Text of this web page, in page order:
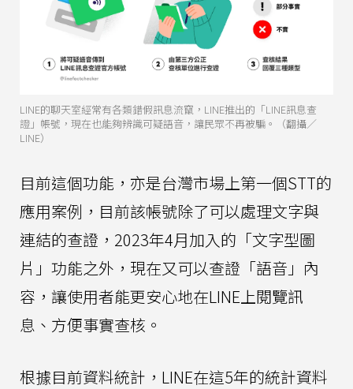
LINE的聊天室經常有各類錯假訊息流竄，LINE推出的「LINE訊息查
證」帳號，現在也能夠辨識可疑語音，讓民眾不再被騙。（翻攝／
LINE）
目前這個功能，亦是台灣市場上第一個STT的
應用案例，目前該帳號除了可以處理文字與
連結的查證，2023年4月加入的「文字型圖
片」功能之外，現在又可以查證「語音」內
容，讓使用者能更安心地在LINE上閱覽訊
息、方便事實查核。
根據目前資料統計，LINE在這5年的統計資料